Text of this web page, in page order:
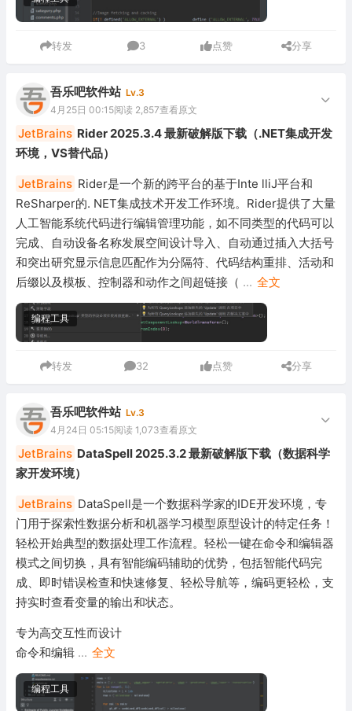
转发 3 点赞 分享
吾乐吧软件站 Lv.3
4月25日 00:15阅读 2,857查看原文
JetBrains Rider 2025.3.4 最新破解版下载（.NET集成开发
环境，VS替代品）
JetBrains Rider是一个新的跨平台的基于Inte lliJ平台和
ReSharper的. NET集成技术开发工作环境。Rider提供了大量
人工智能系统代码进行编辑管理功能，如不同类型的代码可以
完成、自动设备名称发展空间设计导入、自动通过插入大括号
和突出研究显示信息匹配作为分隔符、代码结构重排、活动和
后缀以及模板、控制器和动作之间超链接（ ... 全文
编程工具
转发 32 点赞 分享
吾乐吧软件站 Lv.3
4月24日 05:15阅读 1,073查看原文
JetBrains DataSpell 2025.3.2 最新破解版下载（数据科学
家开发环境）
JetBrains DataSpell是一个数据科学家的IDE开发环境，专
门用于探索性数据分析和机器学习模型原型设计的特定任务！
轻松开始典型的数据处理工作流程。轻松一键在命令和编辑器
模式之间切换，具有智能编码辅助的优势，包括智能代码完
成、即时错误检查和快速修复、轻松导航等，编码更轻松，支
持实时查看变量的输出和状态。
专为高交互性而设计
命令和编辑 ... 全文
编程工具